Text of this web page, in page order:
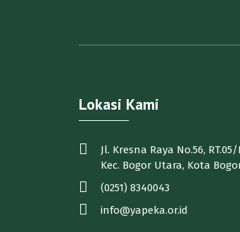
Lokasi Kami
Jl. Kresna Raya No.56,
Kec. Bogor Utara, Kota
(0251) 8340043
info@yapeka.or.id